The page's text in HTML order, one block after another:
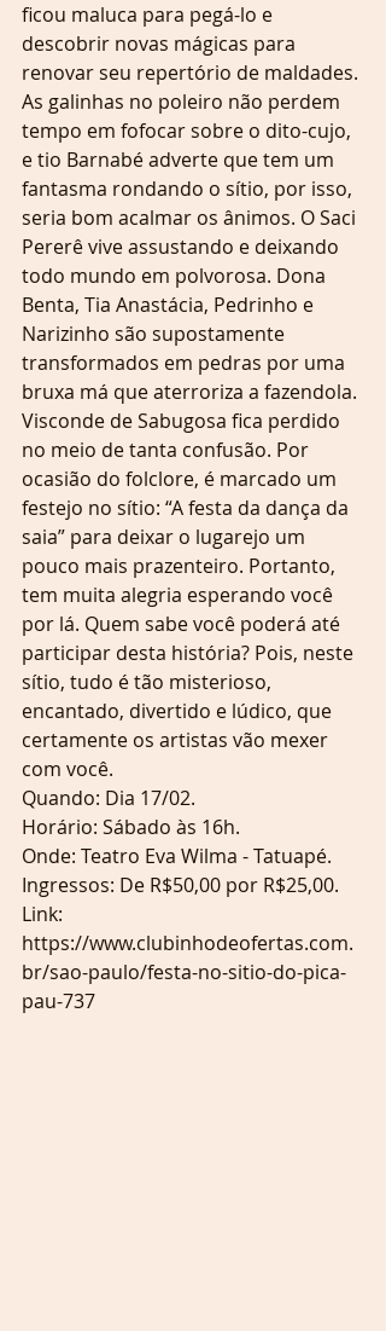
ficou maluca para pegá-lo e
descobrir novas mágicas para
renovar seu repertório de maldades.
As galinhas no poleiro não perdem
tempo em fofocar sobre o dito-cujo,
e tio Barnabé adverte que tem um
fantasma rondando o sítio, por isso,
seria bom acalmar os ânimos. O Saci
Pererê vive assustando e deixando
todo mundo em polvorosa. Dona
Benta, Tia Anastácia, Pedrinho e
Narizinho são supostamente
transformados em pedras por uma
bruxa má que aterroriza a fazendola.
Visconde de Sabugosa fica perdido
no meio de tanta confusão. Por
ocasião do folclore, é marcado um
festejo no sítio: “A festa da dança da
saia” para deixar o lugarejo um
pouco mais prazenteiro. Portanto,
tem muita alegria esperando você
por lá. Quem sabe você poderá até
participar desta história? Pois, neste
sítio, tudo é tão misterioso,
encantado, divertido e lúdico, que
certamente os artistas vão mexer
com você.
Quando: Dia 17/02.
Horário: Sábado às 16h.
Onde: Teatro Eva Wilma - Tatuapé.
Ingressos: De R$50,00 por R$25,00.
Link:
https://www.clubinhodeofertas.com.
br/sao-paulo/festa-no-sitio-do-pica-
pau-737